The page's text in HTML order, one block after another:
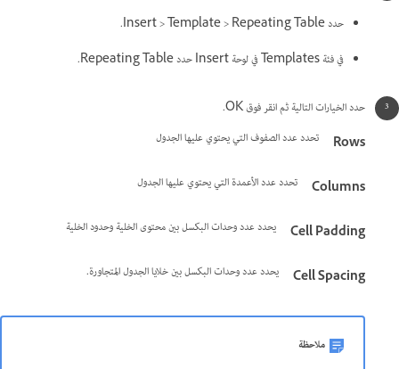
حدد Insert > Template > Repeating Table.
في فئة Templates في لوحة Insert حدد Repeating Table.
حدد الخيارات التالية ثم انقر فوق OK.
Rows
تحدد عدد الصفوف التي يحتوي عليها الجدول
Columns تحدد عدد الأعمدة التي يحتوي عليها الجدول
Cell Padding يحدد عدد وحدات البكسل بين محتوى الخلية وحدود الخلية
Cell Spacing يحدد عدد وحدات البكسل بين خلايا الجدول المتجاورة.
ملاحظة